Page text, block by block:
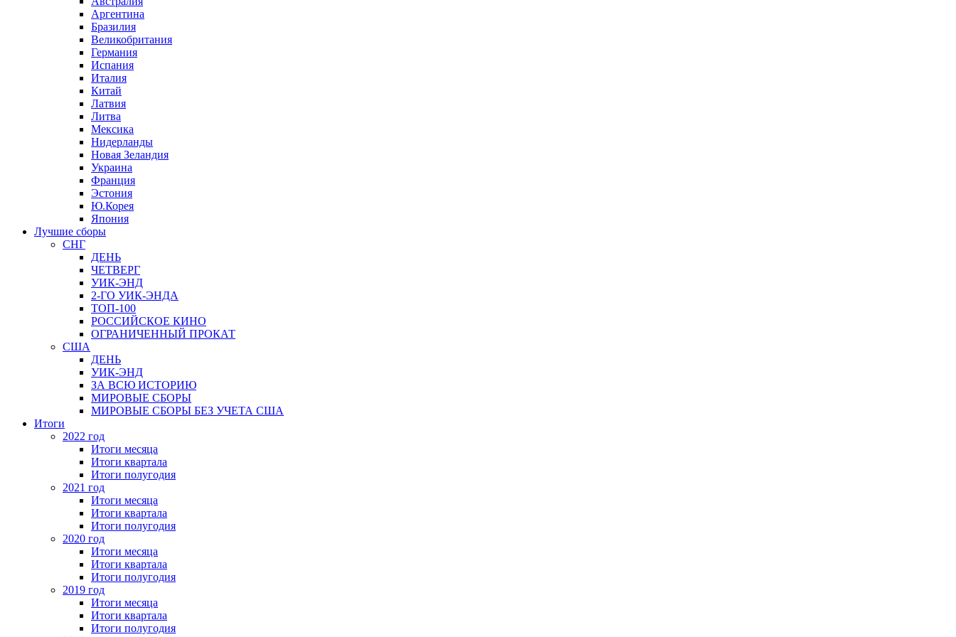
Аргентина
Бразилия
Великобритания
Германия
Испания
Италия
Китай
Латвия
Литва
Мексика
Нидерланды
Новая Зеландия
Украина
Франция
Эстония
Ю.Корея
Япония
Лучшие сборы
СНГ
ДЕНЬ
ЧЕТВЕРГ
УИК-ЭНД
2-ГО УИК-ЭНДА
ТОП-100
РОССИЙСКОЕ КИНО
ОГРАНИЧЕННЫЙ ПРОКАТ
США
ДЕНЬ
УИК-ЭНД
ЗА ВСЮ ИСТОРИЮ
МИРОВЫЕ СБОРЫ
МИРОВЫЕ СБОРЫ БЕЗ УЧЕТА США
Итоги
2022 год
Итоги месяца
Итоги квартала
Итоги полугодия
2021 год
Итоги месяца
Итоги квартала
Итоги полугодия
2020 год
Итоги месяца
Итоги квартала
Итоги полугодия
2019 год
Итоги месяца
Итоги квартала
Итоги полугодия